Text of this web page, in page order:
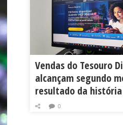
Vendas do Tesouro
alcançam segundo
resultado da história
0